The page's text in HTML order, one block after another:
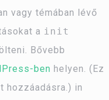
vagy témában lévő
a init
Bővebb
ben helyen. (Ez
hozzáadásra.) in